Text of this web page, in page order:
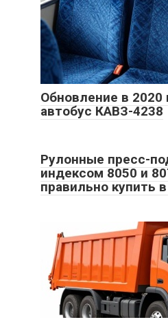
Обновление в 2020
автобус КАВЗ-4238
Рулонные пресс-
индексом 8050 и
правильно купить